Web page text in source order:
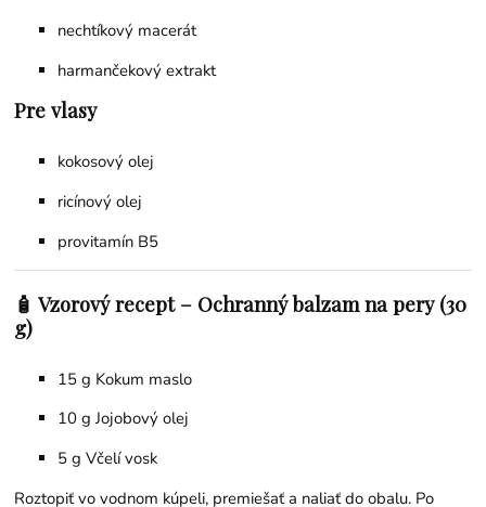
nechtíkový macerát
harmančekový extrakt
Pre vlasy
kokosový olej
ricínový olej
provitamín B5
🧴 Vzorový recept – Ochranný balzam na pery (30
g)
15 g Kokum maslo
10 gJojobový olej
5 gVčelí vosk
Roztopiť vo vodnom kúpeli, premiešať a naliať do obalu. Po